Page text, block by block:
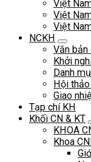
Việt
Việt
Việt
NCKH
Văn bản
Khởi
Danh
Hội
Giao
Tạp chí KH
Khối CN & KT
KHOA
Khoa